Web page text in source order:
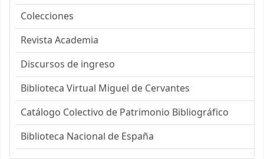
Colecciones
Revista Academia
Discursos de ingreso
Biblioteca Virtual Miguel de Cervantes
Catálogo Colectivo de Patrimonio Bibliográfico
Biblioteca Nacional de España